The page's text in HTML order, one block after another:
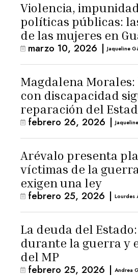
Violencia,
políticas públicas:
de las mujeres en
marzo 10, 2026 | Jaqueline
Magdalena
con discapacidad
reparación del
febrero 26, 2026 |
Arévalo presenta
víctimas de la
exigen una ley
febrero 25, 2026 | Lourdes
La deuda del
durante la guerra y
del MP
febrero 25, 2026 | Andrea